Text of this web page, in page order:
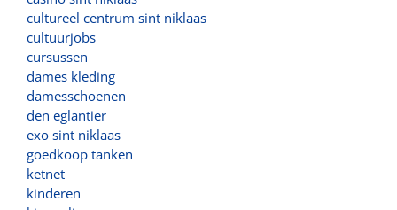
cultureel centrum sint niklaas
cultuurjobs
cursussen
dames kleding
damesschoenen
den eglantier
exo sint niklaas
goedkoop tanken
ketnet
kinderen